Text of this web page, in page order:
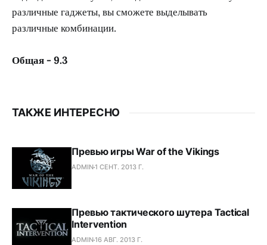
различные гаджеты, вы сможете выделывать
различные комбинации.
Общая - 9.3
ТАКЖЕ ИНТЕРЕСНО
Превью игры War of the Vikings
ADMIN1 СЕНТ. 2013 Г.
Превью тактического шутера Tactical
Intervention
ADMIN16 АВГ. 2013 Г.